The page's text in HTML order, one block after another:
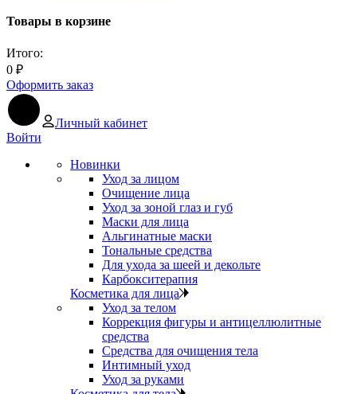
Товары в корзине
Итого:
0 ₽
Оформить заказ
Личный кабинет
Войти
Новинки
Уход за лицом
Очищение лица
Уход за зоной глаз и губ
Маски для лица
Альгинатные маски
Тональные средства
Для ухода за шеей и декольте
Карбокситерапия
Косметика для лица
Уход за телом
Коррекция фигуры и антицеллюлитные
средства
Средства для очищения тела
Интимный уход
Уход за руками